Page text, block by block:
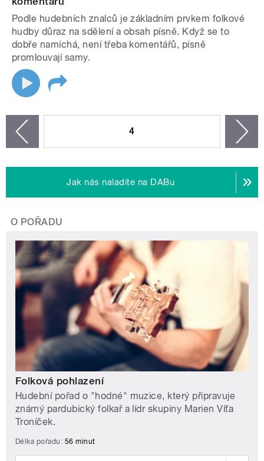
Podle hudebních znalců je základním prvkem folkové
hudby důraz na sdělení a obsah písně. Když se to
dobře namíchá, není třeba komentářů, písně
promlouvají samy.
4
Jak nás naladíte na DABu
O POŘADU
Folková pohlazení
Hudební pořad o "hodné" muzice, který připravuje
známý pardubický folkař a lídr skupiny Marien Víťa
Troníček.
Délka pořadu: 56 minut